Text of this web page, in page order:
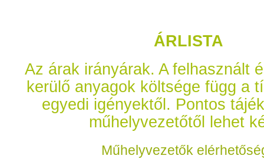
ÁRLISTA
Az árak irányárak. A felhasznált
kerülő anyagok költsége függ a
egyedi igényektől. Pontos
műhelyvezetőtől lehet
Műhelyvezetők